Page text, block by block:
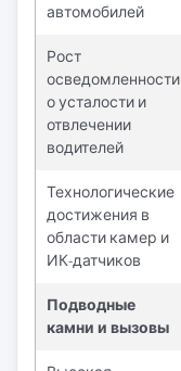
автомобилей
Рост
осведомленности
о усталости и
отвлечении
водителей
Технологические
достижения в
области камер и
ИК-датчиков
Подводные
камни и вызовы